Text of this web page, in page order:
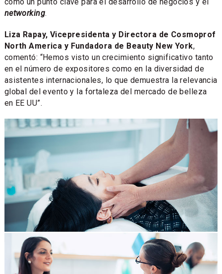
networking.
Liza Rapay, Vicepresidenta y Directora de Cosmoprof
North America y Fundadora de Beauty New York,
comentó: “Hemos visto un crecimiento significativo tanto
en el número de expositores como en la diversidad de
asistentes internacionales, lo que demuestra la relevancia
global del evento y la fortaleza del mercado de belleza
en EE UU”.